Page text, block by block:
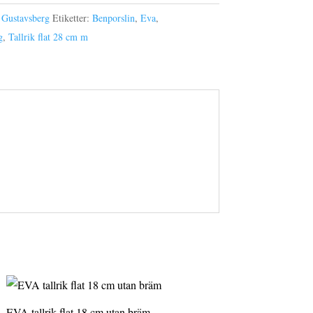
Gustavsberg Etiketter: Benporslin, Eva,
, Tallrik flat 28 cm m